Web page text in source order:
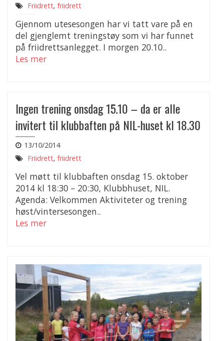
Friidrett, friidrett
Gjennom utesesongen har vi tatt vare på en
del gjenglemt treningstøy som vi har funnet
på friidrettsanlegget. I morgen 20.10..
Les mer
Ingen trening onsdag 15.10 – da er alle
invitert til klubbaften på NIL-huset kl 18.30
13/10/2014
Friidrett, friidrett
Vel møtt til klubbaften onsdag 15. oktober
2014 kl 18:30 – 20:30, Klubbhuset, NIL.
Agenda: Velkommen Aktiviteter og trening
høst/vintersesongen..
Les mer